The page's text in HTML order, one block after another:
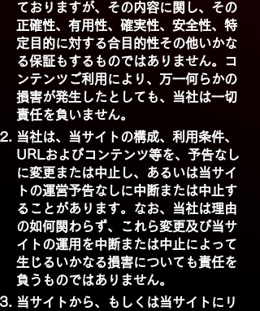
ておりますが、その内容に関し、その
正確性、有用性、確実性、安全性、特
定目的に対する合目的性その他いかな
る保証もするものではありません。コ
ンテンツご利用により、万一何らかの
損害が発生したとしても、当社は一切
責任を負いません。
当社は、当サイトの構成、利用条件、
URLおよびコンテンツ等を、予告なし
に変更または中止し、あるいは当サイ
トの運営予告なしに中断または中止す
ることがあります。なお、当社は理由
の如何関わらず、これら変更及び当サ
イトの運用を中断または中止によって
生じるいかなる損害についても責任を
負うものではありません。
当サイトから、もしくは当サイトにリ